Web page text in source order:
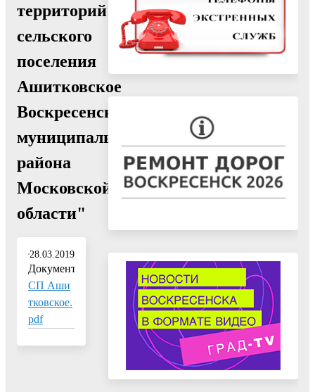
территорий
сельского
поселения
Ашитковское
Воскресенского
муниципального
района
Московской
области"
28.03.2019
Документ:
СП Аши
тковское.
pdf